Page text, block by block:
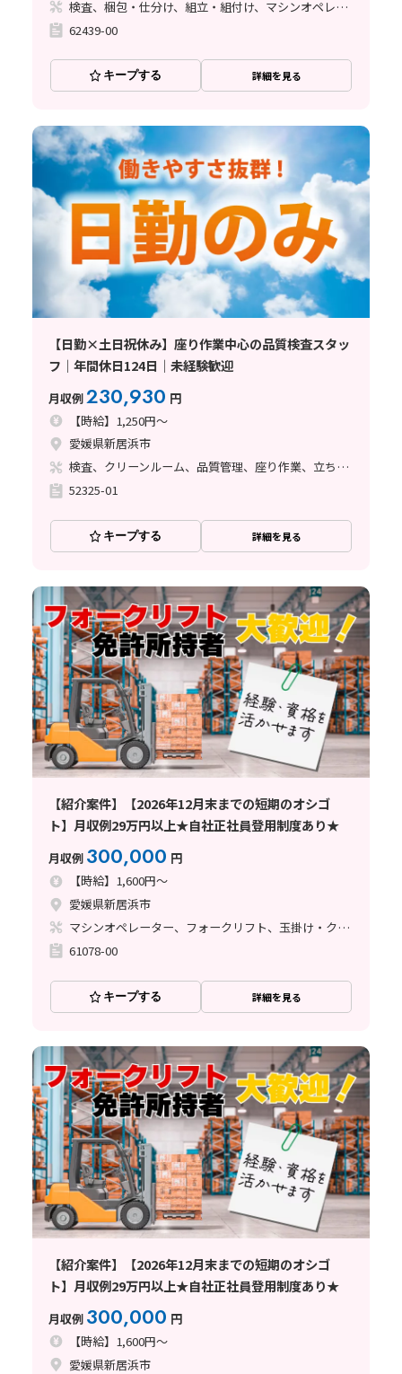
検査、梱包・仕分け、組立・組付け、マシンオペレーター、玉掛け・クレーン
62439-00
キープする 詳細を見る
【日勤×土日祝休み】座り作業中心の品質検査スタッ
フ｜年間休日124日｜未経験歓迎
月収例230,930 円
【時給】1,250円～
愛媛県新居浜市
検査、クリーンルーム、品質管理、座り作業、立ち作業、その他
52325-01
キープする 詳細を見る
【紹介案件】【2026年12月末までの短期のオシゴ
ト】月収例29万円以上★自社正社員登用制度あり★
月収例 300,000 円
【時給】1,600円～
愛媛県新居浜市
マシンオペレーター、フォークリフト、玉掛け・クレーン
61078-00
キープする 詳細を見る
【紹介案件】【2026年12月末までの短期のオシゴ
ト】月収例29万円以上★自社正社員登用制度あり★
月収例 300,000 円
【時給】1,600円～
愛媛県新居浜市